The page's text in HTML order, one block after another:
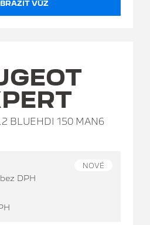
VŮZ
BLUEHDI 150 MAN6
bez DPH
NOVÉ